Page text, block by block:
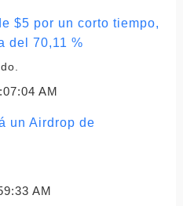
$5 por un corto tiempo,
del 70,11 %
AM
un Airdrop de
AM